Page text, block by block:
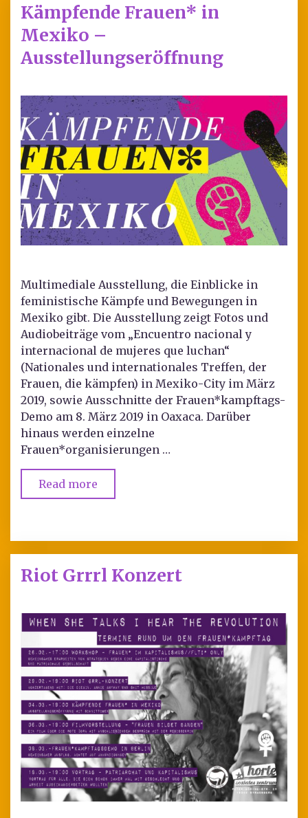
Kämpfende Frauen* in
Mexiko –
Ausstellungseröffnung
Multimediale Ausstellung, die Einblicke in
feministische Kämpfe und Bewegungen in
Mexiko gibt. Die Ausstellung zeigt Fotos und
Audiobeiträge vom „Encuentro nacional y
internacional de mujeres que luchan“
(Nationales und internationales Treffen, der
Frauen, die kämpfen) in Mexiko-City im März
2019, sowie Ausschnitte der Frauen*kampftags-
Demo am 8. März 2019 in Oaxaca. Darüber
hinaus werden einzelne
Frauen*organisierungen …
Read more
Riot Grrrl Konzert